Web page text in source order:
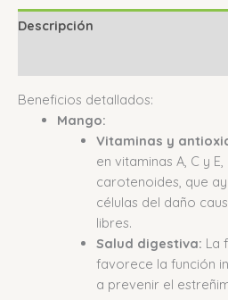
Descripción
Beneficios detallados:
Mango:
Vitaminas y
en vitaminas A, C y
carotenoides, que
células del daño
libres.
Salud digestiva: La
favorece la función
a prevenir el